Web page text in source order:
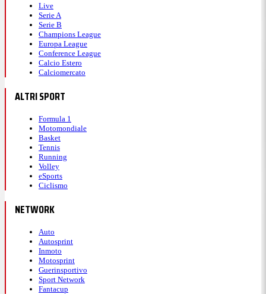
Live
Serie A
Serie B
Champions League
Europa League
Conference League
Calcio Estero
Calciomercato
ALTRI SPORT
Formula 1
Motomondiale
Basket
Tennis
Running
Volley
eSports
Ciclismo
NETWORK
Auto
Autosprint
Inmoto
Motosprint
Guerinsportivo
Sport Network
Fantacup